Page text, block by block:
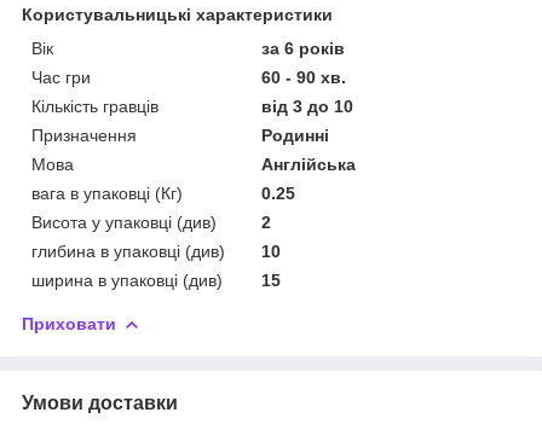
Користувальницькі характеристики
Вік
за 6 років
Час гри
60 - 90 хв.
Кількість гравців
від 3 до 10
Призначення
Родинні
Мова
Англійська
вага в упаковці (Кг)
0.25
Висота у упаковці (див)
2
глибина в упаковці (див)
10
ширина в упаковці (див)
15
Приховати
Умови доставки